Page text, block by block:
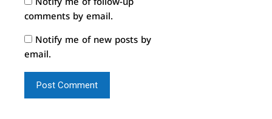
Notify me of follow-up
comments by email.
Notify me of new posts by
email.